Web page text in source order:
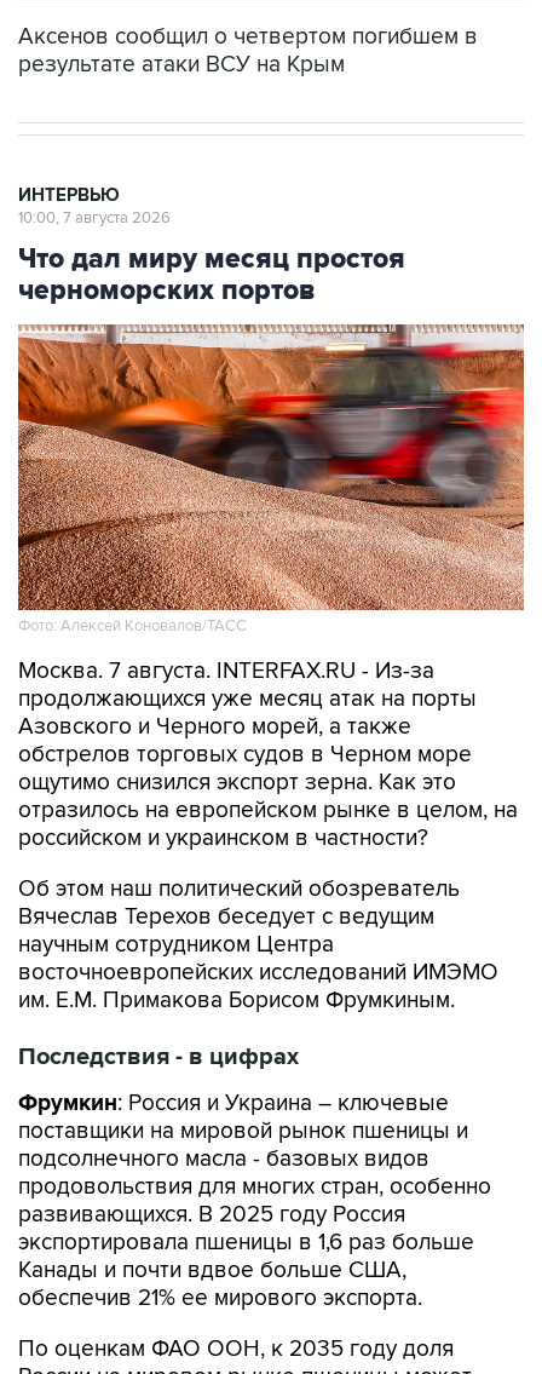
Аксенов сообщил о четвертом погибшем в
результате атаки ВСУ на Крым
ИНТЕРВЬЮ
10:00, 7 августа 2026
Что дал миру месяц простоя
черноморских портов
Фото: Алексей Коновалов/ТАСС
Москва. 7 августа. INTERFAX.RU - Из-за
продолжающихся уже месяц атак на порты
Азовского и Черного морей, а также
обстрелов торговых судов в Черном море
ощутимо снизился экспорт зерна. Как это
отразилось на европейском рынке в целом, на
российском и украинском в частности?
Об этом наш политический обозреватель
Вячеслав Терехов беседует с ведущим
научным сотрудником Центра
восточноевропейских исследований ИМЭМО
им. Е.М. Примакова Борисом Фрумкиным.
Последствия - в цифрах
Фрумкин: Россия и Украина – ключевые
поставщики на мировой рынок пшеницы и
подсолнечного масла - базовых видов
продовольствия для многих стран, особенно
развивающихся. В 2025 году Россия
экспортировала пшеницы в 1,6 раз больше
Канады и почти вдвое больше США,
обеспечив 21% ее мирового экспорта.
По оценкам ФАО ООН, к 2035 году доля